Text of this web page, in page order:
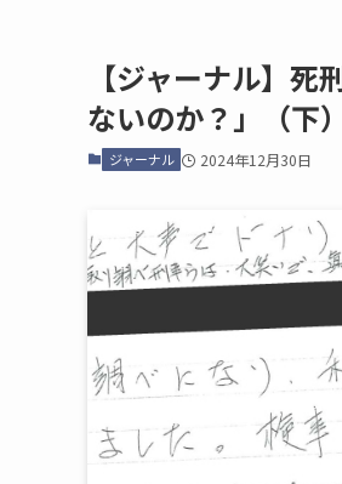
【ジャーナル】
ないのか？」（下
ジャーナル 2024年12月30日